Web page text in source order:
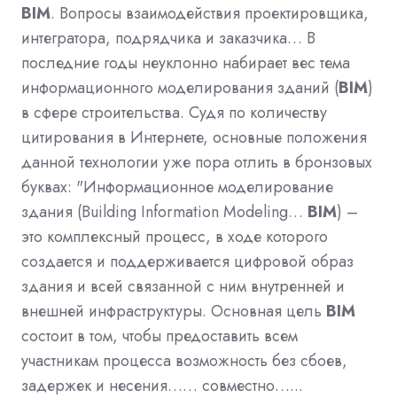
BIM. Вопросы взаимодействия проектировщика,
интегратора, подрядчика и заказчика… В
последние годы неуклонно набирает вес тема
информационного моделирования зданий (BIM)
в сфере строительства. Судя по количеству
цитирования в Интернете, основные положения
данной технологии уже пора отлить в бронзовых
буквах: "Информационное моделирование
здания (Building Information Modeling… BIM) –
это комплексный процесс, в ходе которого
создается и поддерживается цифровой образ
здания и всей связанной с ним внутренней и
внешней инфраструктуры. Основная цель BIM
состоит в том, чтобы предоставить всем
участникам процесса возможность без сбоев,
задержек и несения…… совместно…...